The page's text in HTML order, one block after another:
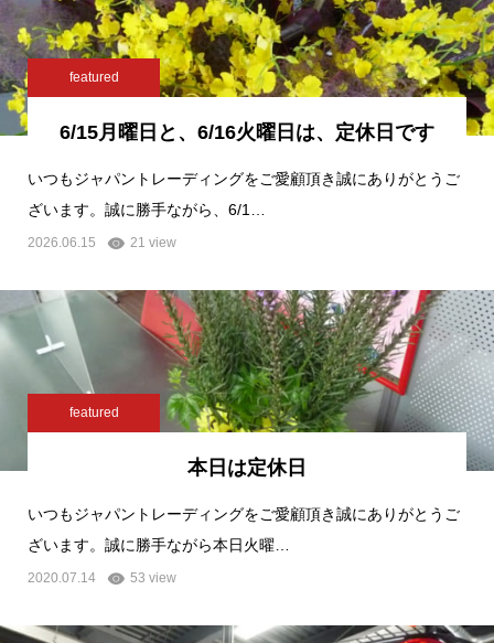
featured
6/15月曜日と、6/16火曜日は、定休日です
いつもジャパントレーディングをご愛顧頂き誠にありがとうご
ざいます。誠に勝手ながら、6/1…
2026.06.15 21 view
featured
本日は定休日
いつもジャパントレーディングをご愛顧頂き誠にありがとうご
ざいます。誠に勝手ながら本日火曜…
2020.07.14 53 view